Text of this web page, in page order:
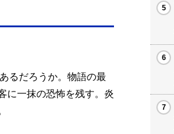
るだろうか。物語の最
に一抹の恐怖を残す。炎